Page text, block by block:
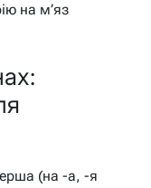
на м’яз
(на -а, -я